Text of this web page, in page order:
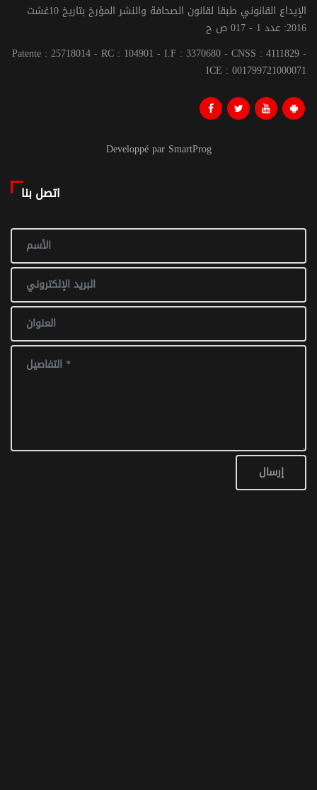
الإيداع القانوني طبقا لقانون الصحافة والنشر المؤرخ بتاريخ 10غشت
2016: عدد 1 - 017 ص ح
Patente : 25718014 - RC : 104901 - I.F : 3370680 - CNSS : 4111829 -
ICE : 001799721000071
Developpé par SmartProg
اتصل بنا